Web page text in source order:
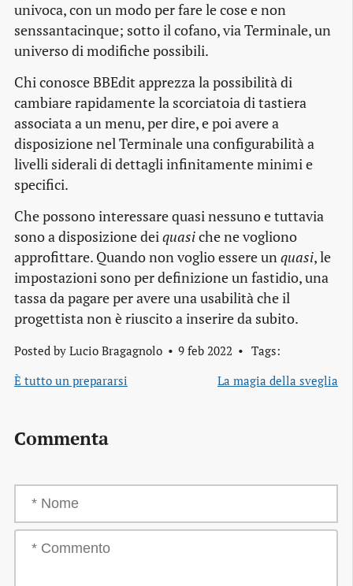
univoca, con un modo per fare le cose e non
senssantacinque; sotto il cofano, via Terminale, un
universo di modifiche possibili.
Chi conosce BBEdit apprezza la possibilità di
cambiare rapidamente la scorciatoia di tastiera
associata a un menu, per dire, e poi avere a
disposizione nel Terminale una configurabilità a
livelli siderali di dettagli infinitamente minimi e
specifici.
Che possono interessare quasi nessuno e tuttavia
sono a disposizione deiquasiche ne vogliono
approfittare. Quando non voglio essere unquasi, le
impostazioni sono per definizione un fastidio, una
tassa da pagare per avere una usabilità che il
progettista non è riuscito a inserire da subito.
Posted by Lucio Bragagnolo 9 feb 2022
Tags:
È tutto un prepararsi
La magia della sveglia
Commenta